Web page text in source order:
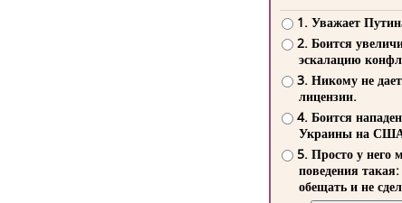
1. Уважает
2. Боится
эскалацию
3. Никому не
лицензии.
4. Боится
Украины на
5. Просто у него
поведения такая:
обещать и не